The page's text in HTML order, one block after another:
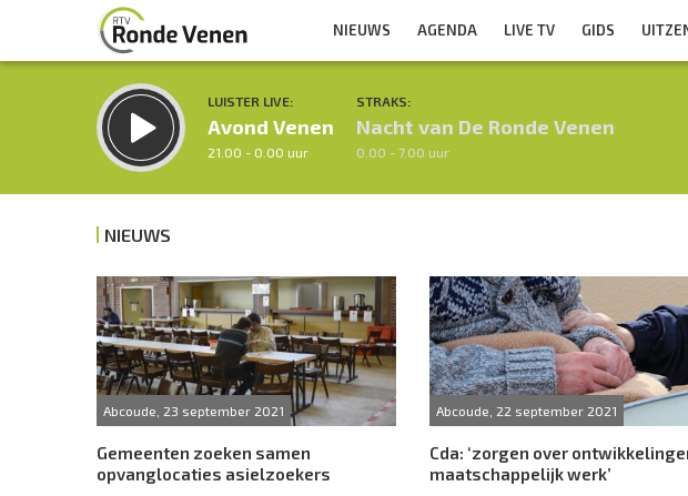
NIEUWS AGENDA LIVE TV GIDS
LUISTER LIVE:
Avond Venen
21.00 - 0.00 uur
STRAKS:
Nacht van De Ronde Venen
0.00 - 7.00 uur
Inklappen
NIEUWS
Abcoude, 23 september 2021
Gemeenten zoeken samen
opvanglocaties asielzoekers
Abcoude, 22 september 2021
Cda: ‘zorgen over
maatschappelijk werk’